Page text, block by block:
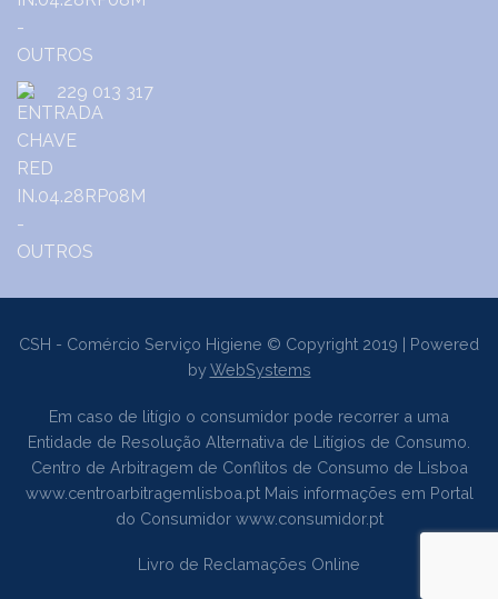
229 013 317
CSH - Comércio Serviço Higiene © Copyright 2019 | Powered
byWebSystems
Em caso de litígio o consumidor pode recorrer a uma
Entidade de Resolução Alternativa de Litígios de Consumo.
Centro de Arbitragem de Conflitos de Consumo de Lisboa
www.centroarbitragemlisboa.ptMais informações em Portal
do Consumidor www.consumidor.pt
Livro de Reclamações Online